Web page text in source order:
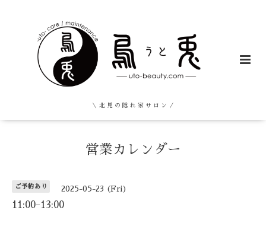
＼ 北 見 の 隠 れ 家 サ ロ ン ／
営業カレンダー
ご予約あり 2025-05-23 (Fri)
11:00-13:00